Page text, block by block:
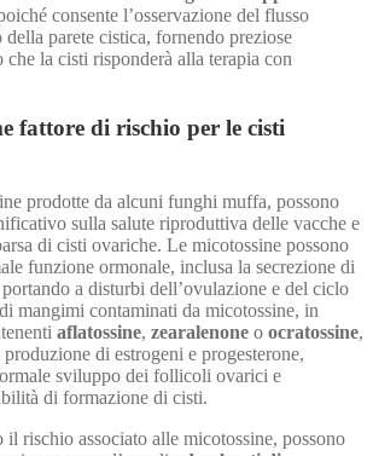
consente l’osservazione del flusso
della parete cistica, fornendo preziose
la cisti risponderà alla terapia con
fattore di rischio per le cisti
prodotte da alcuni funghi muffa, possono
sulla salute riproduttiva delle vacche e
di cisti ovariche. Le micotossine possono
funzione ormonale, inclusa la secrezione di
a disturbi dell’ovulazione e del ciclo
mangimi contaminati da micotossine, in
aflatossine, zearalenone o ocratossine,
di estrogeni e progesterone,
sviluppo dei follicoli ovarici e
di formazione di cisti.
rischio associato alle micotossine, possono